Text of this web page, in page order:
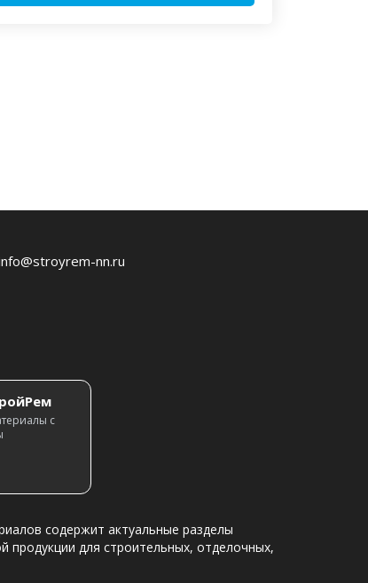
nn.ru
с
содержит актуальные разделы
продукции для строительных, отделочных,